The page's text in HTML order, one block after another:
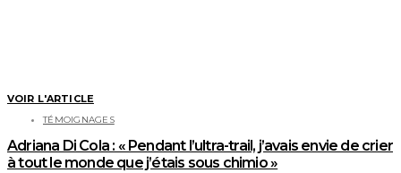
VOIR L'ARTICLE
TÉMOIGNAGES
Adriana Di Cola : « Pendant l’ultra-trail, j’avais envie de crier
à tout le monde que j’étais sous chimio »